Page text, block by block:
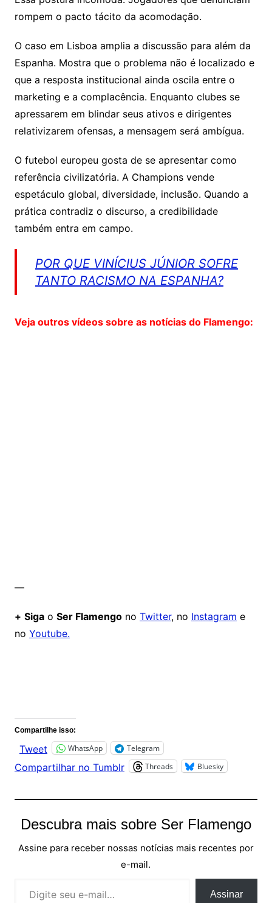
rompem o pacto tácito da acomodação.
O caso em Lisboa amplia a discussão para além da
Espanha. Mostra que o problema não é localizado e
que a resposta institucional ainda oscila entre o
marketing e a complacência. Enquanto clubes se
apressarem em blindar seus ativos e dirigentes
relativizarem ofensas, a mensagem será ambígua.
O futebol europeu gosta de se apresentar como
referência civilizatória. A Champions vende
espetáculo global, diversidade, inclusão. Quando a
prática contradiz o discurso, a credibilidade
também entra em campo.
POR QUE VINÍCIUS JÚNIOR SOFRE
TANTO RACISMO NA ESPANHA?
Veja outros vídeos sobre as notícias do Flamengo:
—
+ Sigao Ser Flamengono Twitter, no Instagram e
no Youtube.
Compartilhe isso:
Tweet WhatsApp Telegram
Compartilhar no Tumblr Threads Bluesky
Descubra mais sobre Ser Flamengo
Assine para receber nossas notícias mais recentes por
e-mail.
Assinar